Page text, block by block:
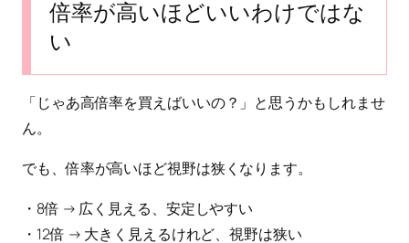
倍率が高いほどいいわけではな
い
「じゃあ高倍率を買えばいいの？」と思うかもしれませ
ん。
でも、倍率が高いほど視野は狭くなります。
・8倍 → 広く見える、安定しやすい
・12倍 → 大きく見えるけれど、視野は狭い